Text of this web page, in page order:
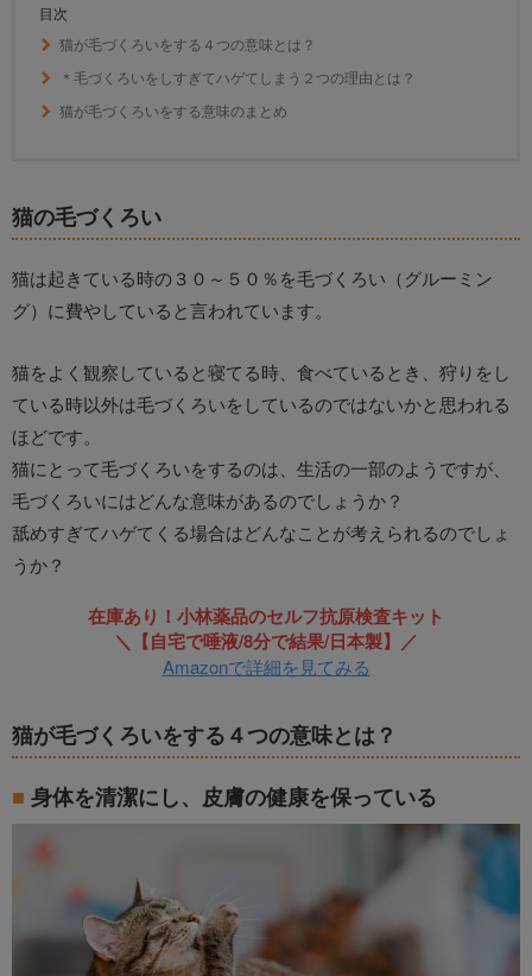
目次
猫が毛づくろいをする４つの意味とは？
＊毛づくろいをしすぎてハゲてしまう２つの理由とは？
猫が毛づくろいをする意味のまとめ
猫の毛づくろい
猫は起きている時の３０～５０％を毛づくろい（グルーミン
グ）に費やしていると言われています。
猫をよく観察していると寝てる時、食べているとき、狩りをし
ている時以外は毛づくろいをしているのではないかと思われる
ほどです。
猫にとって毛づくろいをするのは、生活の一部のようですが、
毛づくろいにはどんな意味があるのでしょうか？
舐めすぎてハゲてくる場合はどんなことが考えられるのでしょ
うか？
在庫あり！小林薬品のセルフ抗原検査キット
＼【自宅で唾液/8分で結果/日本製】／
Amazonで詳細を見てみる
猫が毛づくろいをする４つの意味とは？
身体を清潔にし、皮膚の健康を保っている